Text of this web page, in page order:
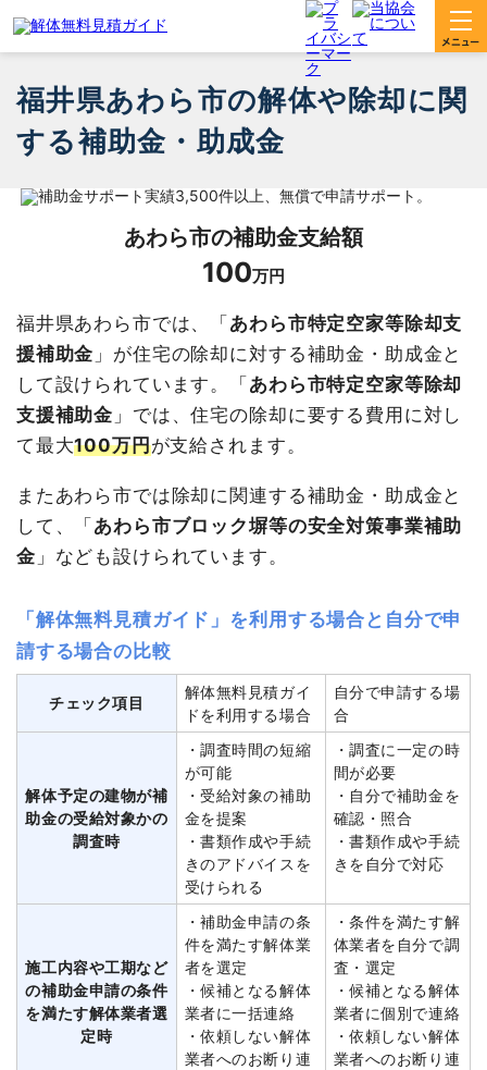
福井県あわら市の解体や除却に関
する補助金・助成金
あわら市の補助金支給額
100万円
福井県あわら市では、「あわら市特定空家等除却支
援補助金 」が住宅の除却に対する補助金・助成金と
して設けられています。「あわら市特定空家等除却
支援補助金 」では、住宅の除却に要する費用に対し
て最大100万円が支給されます。
またあわら市では除却に関連する補助金・助成金と
して、「あわら市ブロック塀等の安全対策事業補助
金 」なども設けられています。
「解体無料見積ガイド」を利用する場合と自分で申
請する場合の比較
チェック項目
解体無料見積ガイ
ドを利用する場合
自分で申請する場
合
解体予定の建物が補
助金の受給対象かの
調査時
・調査時間の短縮
が可能
・受給対象の補助
金を提案
・書類作成や手続
きのアドバイスを
受けられる
・調査に一定の時
間が必要
・自分で補助金を
確認・照合
・書類作成や手続
きを自分で対応
施工内容や工期など
の補助金申請の条件
を満たす解体業者選
定時
・補助金申請の条
件を満たす解体業
者を選定
・候補となる解体
業者に一括連絡
・依頼しない解体
業者へのお断り連
・条件を満たす解
体業者を自分で調
査・選定
・候補となる解体
業者に個別で連絡
・依頼しない解体
業者へのお断り連